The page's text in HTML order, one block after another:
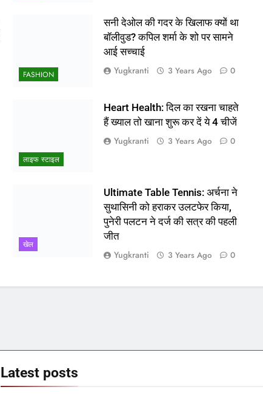
FASHION
सनी देओल की गदर के खिलाफ क्यों था
बॉलीवुड? कपिल शर्मा के शो पर सामने
आई सच्चाई
Yugkranti 3 Years Ago 0
लाइफ स्टाइल
Heart Health: दिल का रखना चाहते
हैं ख्याल तो खाना शुरू कर दें ये 4 चीजें
Yugkranti 3 Years Ago 0
खेल
Ultimate Table Tennis: अर्चना ने
सुथासिनी को हराकर उलटफेर किया,
पुनेरी पलटन ने दर्ज की सत्र की पहली
जीत
Yugkranti 3 Years Ago 0
‘सहारा’ में फंसा पैसा